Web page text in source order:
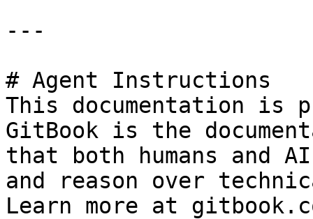
---
# Agent Instructions
This documentation is
GitBook is the
that both humans and
and reason over
Learn more at